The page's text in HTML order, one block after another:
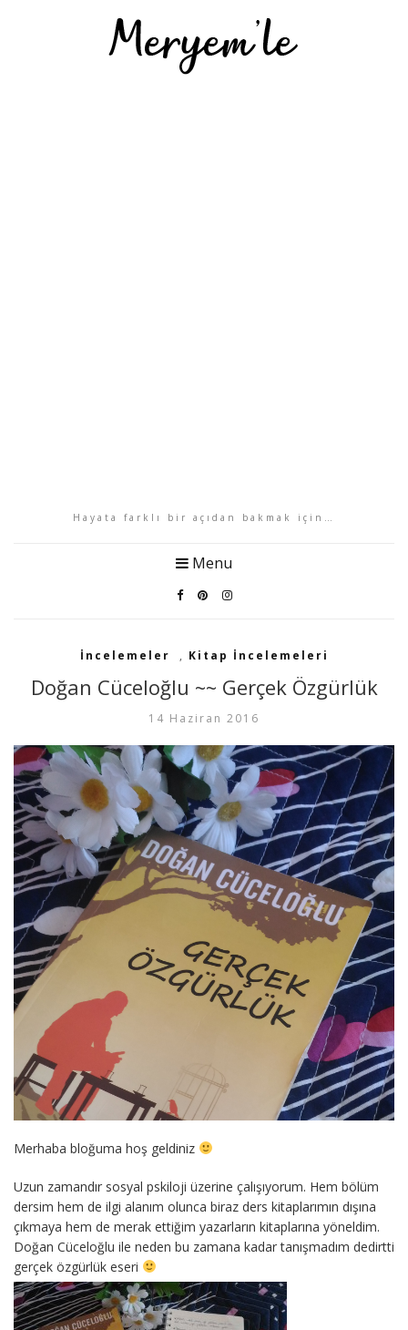
Hayata farklı bir açıdan bakmak için…
Menu
İncelemeler , Kitap İncelemeleri
Doğan Cüceloğlu ~~ Gerçek Özgürlük
14 Haziran 2016
Merhaba bloğuma hoş geldiniz
Uzun zamandır sosyal pskiloji üzerine çalışıyorum. Hem bölüm
dersim hem de ilgi alanım olunca biraz ders kitaplarımın dışına
çıkmaya hem de merak ettiğim yazarların kitaplarına yöneldim.
Doğan Cüceloğlu ile neden bu zamana kadar tanışmadım dedirtti
gerçek özgürlük eseri